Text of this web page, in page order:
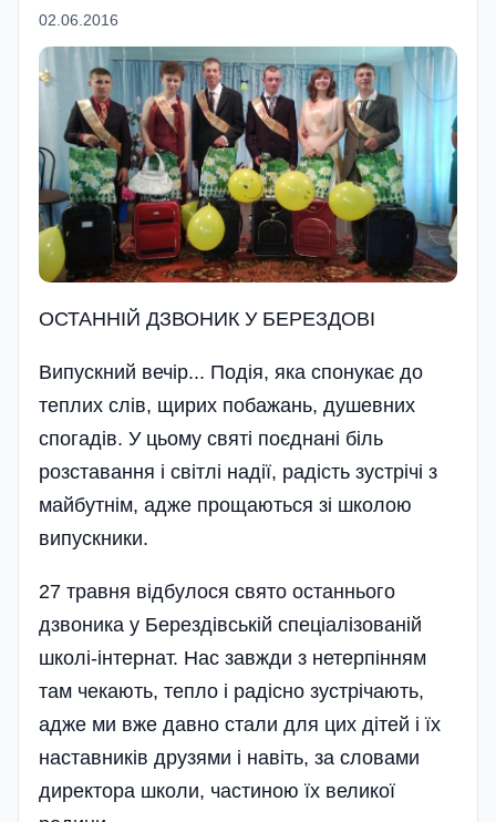
02.06.2016
ОСТАННIЙ ДЗВОНИК У БЕРЕЗДОВI
Випускний вечір... Подія, яка спонукає до
теплих слів, щирих побажань, душевних
спогадів. У цьому святі поєднані біль
розставання і світлі надії, радість зустрічі з
майбутнім, адже прощаються зі школою
випускники.
27 травня відбулося свято останньо­го
дзвоника у Берездівській спеціалізованій
школі-інтернат. Нас завжди з нетерпінням
там чекають, тепло і радісно зустрічають,
адже ми вже давно стали для цих дітей і їх
наставників друзями і навіть, за словами
директора школи, частиною їх великої